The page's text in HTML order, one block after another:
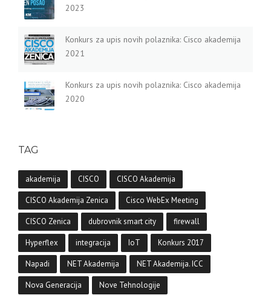
2023
Konkurs za upis novih polaznika: Cisco akademija
2021
Konkurs za upis novih polaznika: Cisco akademija
2020
TAG
akademija CISCO CISCO Akademija
CISCO Akademija Zenica Cisco WebEx Meeting
CISCO Zenica dubrovnik smart city firewall
Hyperflex integracija IoT Konkurs 2017
Napadi NET Akademija NET Akademija. ICC
Nova Generacija Nove Tehnologije